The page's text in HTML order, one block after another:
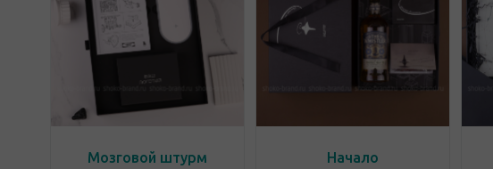
Мозговой штурм Начало